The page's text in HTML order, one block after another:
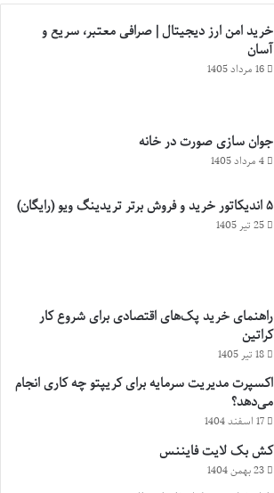
خرید امن ارز دیجیتال | صرافی معتبر، سریع و
آسان
16 مرداد 1405
جوان سازی صورت در خانه
4 مرداد 1405
۵ اندیکاتور خرید و فروش برتر تریدینگ ویو (رایگان)
25 تیر 1405
راهنمای خرید پک‌های اقتصادی برای شروع کار
کراتین
18 تیر 1405
اکسپرت مدیریت سرمایه برای کریپتو چه کاری انجام
می‌دهد؟
17 اسفند 1404
کش بک لایت فایننس
23 بهمن 1404